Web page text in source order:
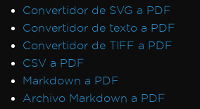
Convertidor de SVG a PDF
Convertidor de texto a PDF
Convertidor de TIFF a PDF
CSV a PDF
Markdown a PDF
Archivo Markdown a PDF